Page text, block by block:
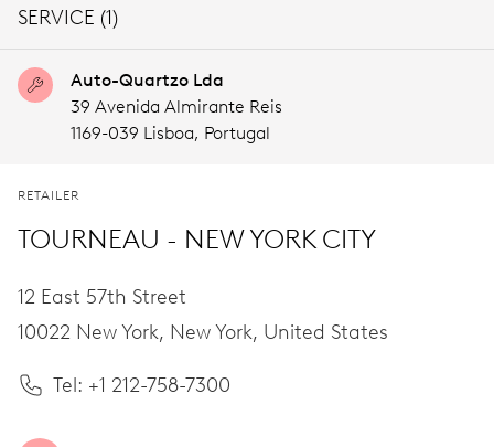
SERVICE (1)
Auto-Quartzo Lda
39 Avenida Almirante Reis
1169-039 Lisboa, Portugal
RETAILER
TOURNEAU - NEW YORK CITY
12 East 57th Street
10022 New York, New York, United States
Tel: +1 212-758-7300